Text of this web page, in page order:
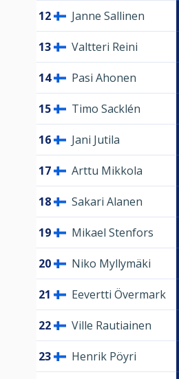
12 Janne Sallinen
13 Valtteri Reini
14 Pasi Ahonen
15 Timo Sacklén
16 Jani Jutila
17 Arttu Mikkola
18 Sakari Alanen
19 Mikael Stenfors
20 Niko Myllymäki
21 Eevertti Övermark
22 Ville Rautiainen
23 Henrik Pöyri